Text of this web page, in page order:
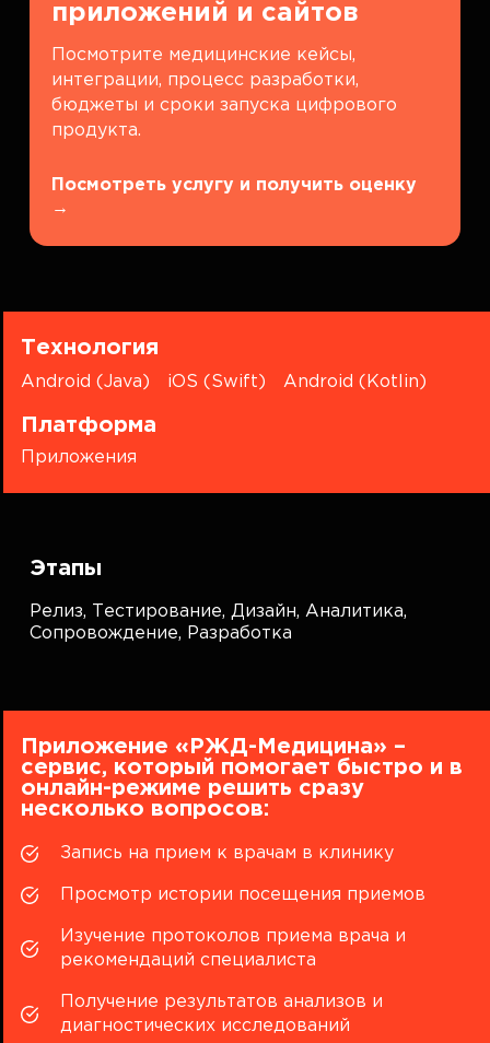
приложений и сайтов
Посмотрите медицинские кейсы,
интеграции, процесс разработки,
бюджеты и сроки запуска цифрового
продукта.
Посмотреть услугу и получить оценку
→
Технология
Android (Java) iOS (Swift) Android (Kotlin)
Платформа
Приложения
Этапы
Релиз, Тестирование,Дизайн,Аналитика,
Сопровождение, Разработка
Приложение «РЖД-Медицина» –
сервис, который помогает быстро и в
онлайн-режиме решить сразу
несколько вопросов:
Запись на прием к врачам в клинику
Просмотр истории посещения приемов
Изучение протоколов приема врача и
рекомендаций специалиста
Получение результатов анализов и
диагностических исследований